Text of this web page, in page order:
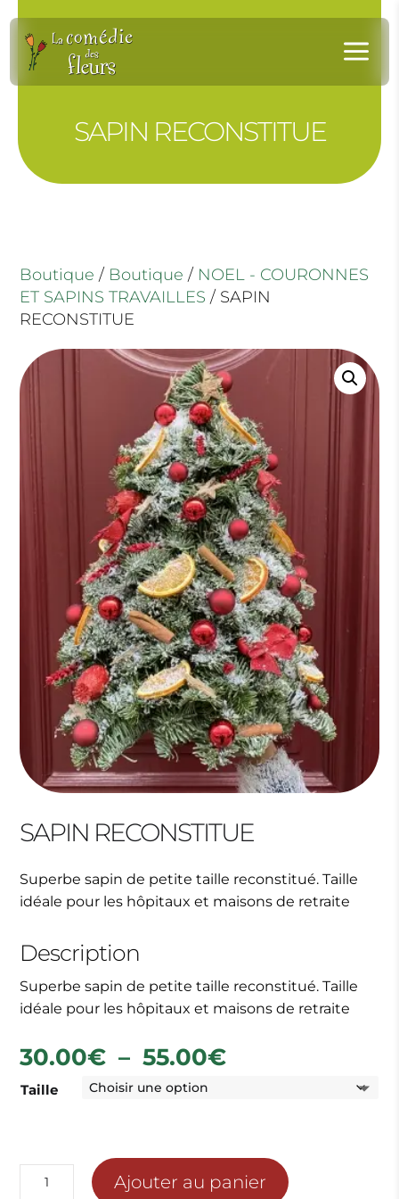
a
SAPIN RECONSTITUE
Boutique / Boutique / NOEL - COURONNES
ET SAPINS TRAVAILLES / SAPIN
RECONSTITUE
SAPIN RECONSTITUE
Superbe sapin de petite taille reconstitué. Taille
idéale pour les hôpitaux et maisons de retraite
Description
Superbe sapin de petite taille reconstitué. Taille
idéale pour les hôpitaux et maisons de retraite
30.00€ – 55.00€Plage
55.00€
Taille
quantité
Ajouter au panier